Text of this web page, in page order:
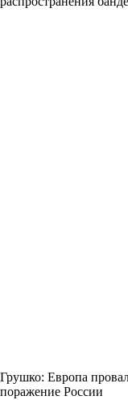
Грушко: Европа
поражение России